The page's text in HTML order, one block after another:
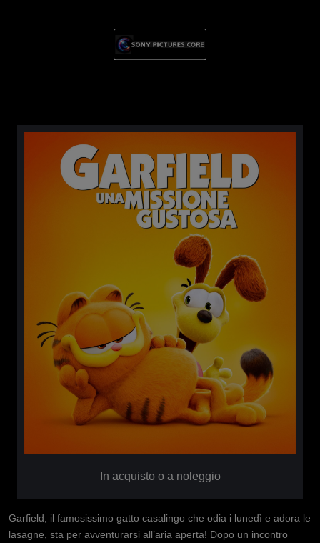
In acquisto o a noleggio
Garfield, il famosissimo gatto casalingo che odia i lunedì e adora le
lasagne, sta per avventurarsi all’aria aperta! Dopo un incontro